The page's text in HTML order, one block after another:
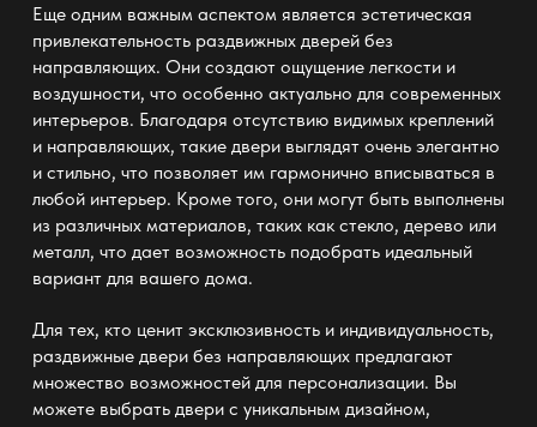
Еще одним важным аспектом является эстетическая
привлекательность раздвижных дверей без
направляющих. Они создают ощущение легкости и
воздушности, что особенно актуально для современных
интерьеров. Благодаря отсутствию видимых креплений
и направляющих, такие двери выглядят очень элегантно
и стильно, что позволяет им гармонично вписываться в
любой интерьер. Кроме того, они могут быть выполнены
из различных материалов, таких как стекло, дерево или
металл, что дает возможность подобрать идеальный
вариант для вашего дома.
Для тех, кто ценит эксклюзивность и индивидуальность,
раздвижные двери без направляющих предлагают
множество возможностей для персонализации. Вы
можете выбрать двери с уникальным дизайном,